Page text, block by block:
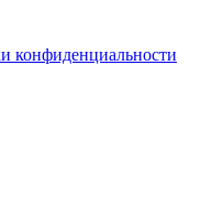
конфиденциальности